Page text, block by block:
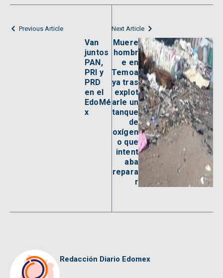
Previous Article
Van
juntos
PAN,
PRI y
PRD
en el
EdoMé
x
Next Article
Muere
hombr
e en
Temoa
ya tras
explot
arle un
tanque
de
oxígen
o que
intent
aba
repara
r
Redacción Diario Edomex